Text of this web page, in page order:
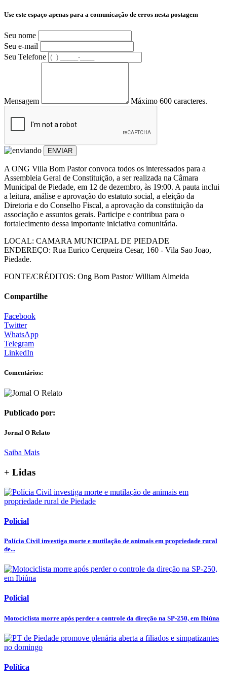
Use este espaço apenas para a comunicação de erros nesta postagem
Seu nome
Seu e-mail
Seu Telefone
Mensagem Máximo 600 caracteres.
ENVIAR
A ONG Villa Bom Pastor convoca todos os interessados para a
Assembleia Geral de Constituição, a ser realizada na Câmara
Municipal de Piedade, em 12 de dezembro, às 19:00. A pauta inclui
a leitura, análise e aprovação do estatuto social, a eleição da
Diretoria e do Conselho Fiscal, a aprovação da constituição da
associação e assuntos gerais. Participe e contribua para o
fortalecimento dessa importante iniciativa comunitária.
LOCAL: CAMARA MUNICIPAL DE PIEDADE
ENDEREÇO: Rua Eurico Cerqueira Cesar, 160 - Vila Sao Joao,
Piedade.
FONTE/CRÉDITOS: Ong Bom Pastor/ William Almeida
Compartilhe
Facebook
Twitter
WhatsApp
Telegram
LinkedIn
Comentários:
Publicado por:
Jornal O Relato
Saiba Mais
+ Lidas
Policial
Polícia Civil investiga morte e mutilação de animais em propriedade rural
de...
Policial
Motociclista morre após perder o controle da direção na SP-250, em Ibiúna
Política